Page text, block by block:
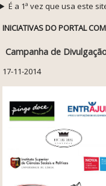
É a 1ª vez que usa este
INICIATIVAS DO PORTAL
Campanha de
17-11-2014